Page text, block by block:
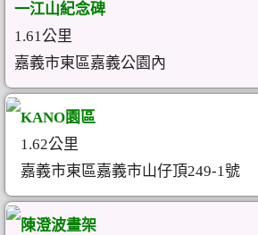
一江山紀念碑
1.61公里
嘉義市東區嘉義公園內
KANO園區
1.62公里
嘉義市東區嘉義市山仔頂249-1號
陳澄波畫架